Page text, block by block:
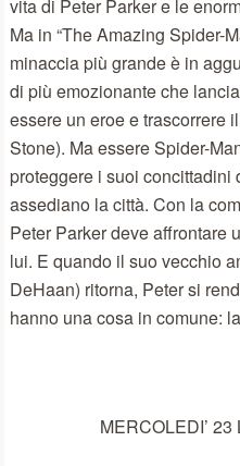
vita di Peter Parker e le
Ma in “The Amazing Spider-
minaccia più grande è in
di più emozionante che
essere un eroe e trascorrere
Stone). Ma essere Spider-
proteggere i suoi
assediano la città. Con la
Peter Parker deve affrontare
lui. E quando il suo vecchio
DeHaan) ritorna, Peter si
hanno una cosa in comune:
MERCOLEDI’